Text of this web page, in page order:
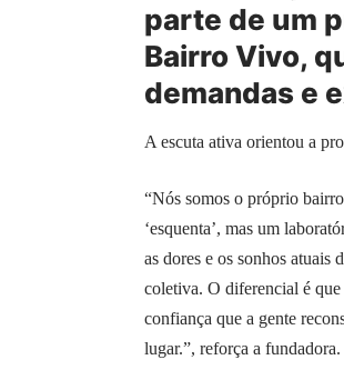
parte de um
Bairro Vivo,
demandas e
A escuta ativa orientou a
“Nós somos o próprio
‘esquenta’, mas um
as dores e os sonhos atuais
coletiva. O diferencial é que
confiança que a gente
lugar.”, reforça a fundadora.